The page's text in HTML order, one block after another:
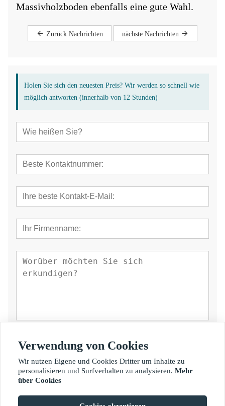
Massivholzboden ebenfalls eine gute Wahl.
Zurück Nachrichten nächste Nachrichten
Holen Sie sich den neuesten Preis? Wir werden so schnell wie
möglich antworten (innerhalb von 12 Stunden)
einreichen
Verwendung von Cookies
Wir nutzen Eigene und Cookies Dritter um Inhalte zu
personalisieren und Surfverhalten zu analysieren. Mehr
über Cookies